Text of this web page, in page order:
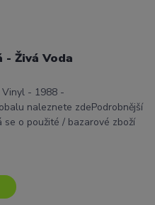
- Živá Voda
Vinyl - 1988 -
naleznete zdePodrobnější
se o použité / bazarové zboží